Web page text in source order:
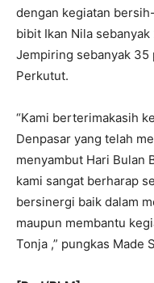
dengan kegiatan
bibit Ikan Nila
Jempiring sebanyak
Perkutut.
“Kami berterimakasih
Denpasar yang telah
menyambut Hari Bulan
kami sangat berharap
bersinergi baik dalam
maupun membantu
Tonja ,” pungkas Made